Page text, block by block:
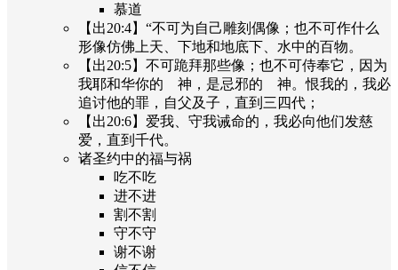
慕道
【出20:4】“不可为自己雕刻偶像；也不可作什么
形像仿佛上天、下地和地底下、水中的百物。
【出20:5】不可跪拜那些像；也不可侍奉它，因为
我耶和华你的 神，是忌邪的 神。恨我的，我必
追讨他的罪，自父及子，直到三四代；
【出20:6】爱我、守我诫命的，我必向他们发慈
爱，直到千代。
诸圣约中的福与祸
吃不吃
进不进
割不割
守不守
谢不谢